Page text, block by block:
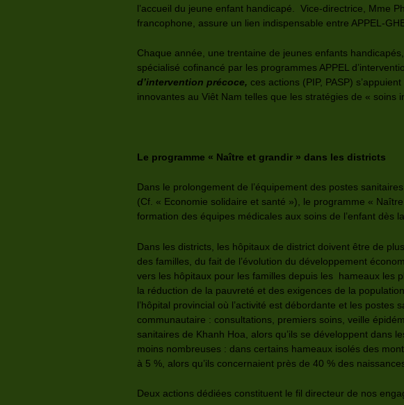
l’accueil du jeune enfant handicapé. Vice-directrice, Mme
francophone, assure un lien indispensable entre APPEL-
Chaque année, une trentaine de jeunes enfants
spécialisé cofinancé par les programmes APPEL
d’intervention précoce, ces actions (PIP, PASP)
innovantes au Viêt Nam telles que les stratégies de « soins
Le programme « Naître et grandir » dans les districts
Dans le prolongement de l’équipement des postes
(Cf. « Economie solidaire et santé »), le programme «
formation des équipes médicales aux soins de l’enfant dès
Dans les districts, les hôpitaux de district doivent être de
des familles, du fait de l’évolution du développement
vers les hôpitaux pour les familles depuis les hameaux les
la réduction de la pauvreté et des exigences de la
l’hôpital provincial où l’activité est débordante et les
communautaire : consultations, premiers soins, veille
sanitaires de Khanh Hoa, alors qu’ils se développent dans
moins nombreuses : dans certains hameaux isolés des
à 5 %, alors qu’ils concernaient près de 40 % des
Deux actions dédiées constituent le fil directeur de nos